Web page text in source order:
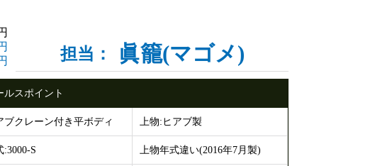
担当： 眞籠(マゴメ)
ルスポイント
ブクレーン付き平ボディ 上物:ヒアブ製
:3000-S 上物年式違い(2016年7月製)